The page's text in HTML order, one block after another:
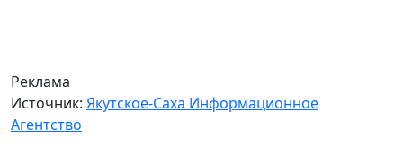
Реклама
Источник: Якутское-Саха Информационное
Агентство